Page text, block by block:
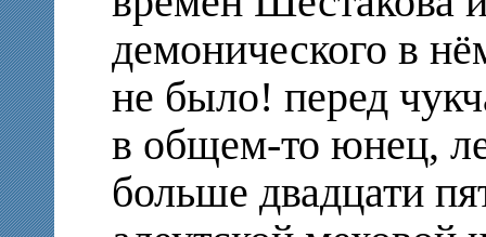
демонического в
не было! перед
в общем-то юнец,
больше двадцати